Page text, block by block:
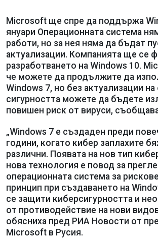
Microsoft ще спре да поддържа
януари Операционната система
работи, но за нея няма да бъдат
актуализации. Компанията ще се
разработването на Windows 10.
че можете да продължите да
Windows 7, но без актуализации
сигурността можете да бъдете
повишен риск от вируси,
„Windows 7 е създаден преди
години, когато кибер заплахите
различни. Появата на нов тип
нова технология е повод за
операционната система за
принцип при създаването на
се защити киберсигурността и
от противодействие на нови
обясниха пред РИА Новости от
Microsoft в Русия.